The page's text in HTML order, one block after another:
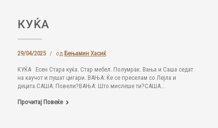
КУЌА
29/04/2025 / од Бењамин Хасиќ
КУЌА Есен Стара куќа. Стар мебел. Полумрак. Вања и Саша седат
на каучот и пушат цигари. ВАЊА: Ќе се преселам со Лејла и
децата.САША: Повели?ВАЊА: Што мислеше ти?САША...
Прочитај Повеќе